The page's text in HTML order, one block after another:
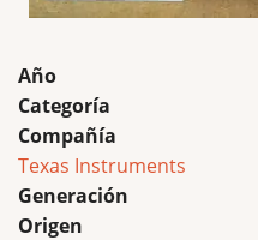
Año
Categoría
Compañía
Texas Instruments
Generación
Origen